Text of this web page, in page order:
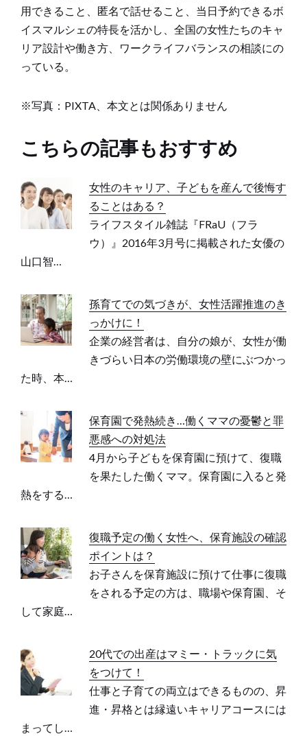
用できること、匿名で話せること、当日予約できるボ
イスマルシェの特長を活かし、全国の女性たちのキャ
リア設計や働き方、ワークライフバランスの相談にの
っている。
※写真：PIXTA、本文とは関係ありません
こちらの記事もおすすめ
女性のキャリア、子どもを産んで後悔す
ることはある？
ライフスタイル雑誌『FRaU（フラ
ウ）』2016年3月号に掲載された女優の
山口智…
孫育てでの気づきが、女性活躍推進のき
っかけに！
企業の経営者は、自分の娘が、女性が働
きづらい日本の労働環境の壁にぶつかっ
た時、本…
保育園で発熱続き…働くママの憂鬱と罪
悪感への対処法
4月から子どもを保育園に預けて、復職
を果たした働くママ。保育園に入ると発
熱をする…
復職予定の働く女性へ、保育施設の確認
ポイントは？
お子さんを保育施設に預けて仕事に復職
をされる予定の方は、職場や保育園、そ
して家庭…
20代での出産はマミー・トラックに気
をつけて！
仕事と子育ての両立はできるものの、昇
進・昇格とは縁遠いキャリアコースには
まってし…